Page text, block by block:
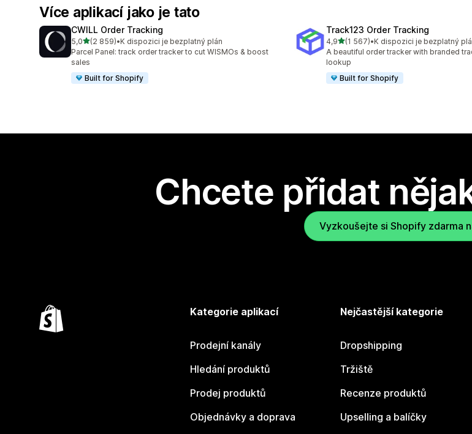
Více aplikací jako je tato
CWILL Order Tracking
5,0z 5 hvězd
(2 859)
Celkový počet recenzí: 2859
•K dispozici je bezplatný plán
Parcel Panel: track order tracker to cut WISMOs & boost
sales
Built for Shopify
Track123 Order Tracking
4,9z 5 hvězd
(1 567)
Celkový počet recenzí: 1567
•K dispozici je bezplatný
A beautiful order tracker with branded
lookup
Built for Shopify
Chcete přidat
Vyzkoušejte si Shopify zdarma
Kategorie aplikací
Prodejní kanály
Hledání produktů
Prodej produktů
Objednávky a doprava
Nejčastější kategorie
Dropshipping
Tržiště
Recenze produktů
Upselling a balíčky